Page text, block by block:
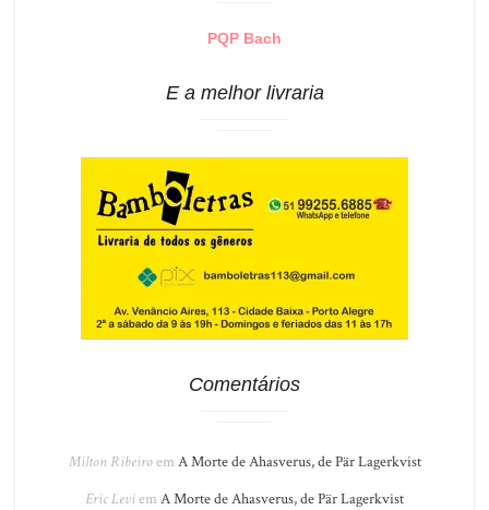
PQP Bach
E a melhor livraria
Comentários
Milton Ribeiroem A Morte de Ahasverus, de Pär Lagerkvist
Eric Leviem A Morte de Ahasverus, de Pär Lagerkvist